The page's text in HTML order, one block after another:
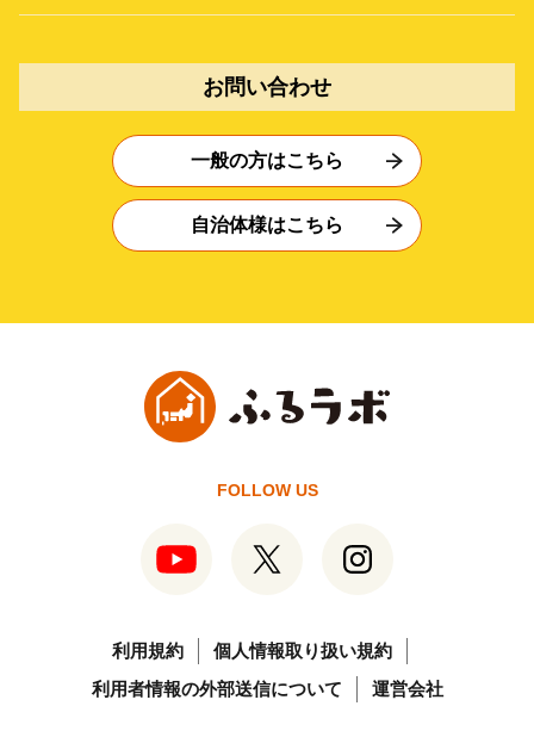
お問い合わせ
一般の方はこちら
自治体様はこちら
FOLLOW US
利用規約
個人情報取り扱い規約
利用者情報の外部送信について
運営会社